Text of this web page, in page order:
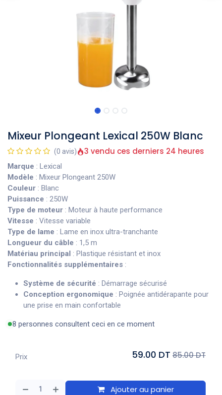
Mixeur Plongeant Lexical 250W Blanc
(0 avis) 3 vendu ces derniers 24 heures
Marque : Lexical
Modèle : Mixeur Plongeant 250W
Couleur : Blanc
Puissance : 250W
Type de moteur : Moteur à haute performance
Vitesse : Vitesse variable
Type de lame : Lame en inox ultra-tranchante
Longueur du câble : 1,5 m
Matériau principal : Plastique résistant et inox
Fonctionnalités supplémentaires :
Système de sécurité : Démarrage sécurisé
Conception ergonomique : Poignée antidérapante pour
une prise en main confortable
8 personnes consultent ceci en ce moment
Ajouter au panier
Prix 59.00 DT 85.00 DT